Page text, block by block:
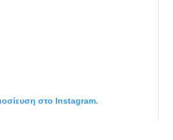
στο Instagram.